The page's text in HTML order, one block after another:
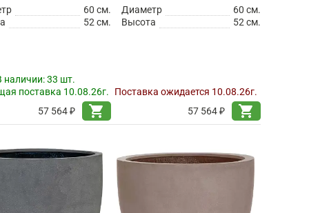
60 см.
52 см.
наличии:33 шт.
поставка 10.08.26г.
57 564 ₽
shopping_cart
Диаметр
60 см.
Высота
52 см.
Поставка ожидается 10.08.26г.
57 564 ₽
shopping_cart